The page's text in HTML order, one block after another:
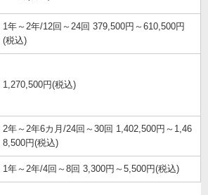
1年～2年/12回～24回 379,500円～610,500円
(税込)
1,270,500円(税込)
2年～2年6カ月/24回～30回 1,402,500円～1,46
8,500円(税込)
1年～2年/4回～8回 3,300円～5,500円(税込)